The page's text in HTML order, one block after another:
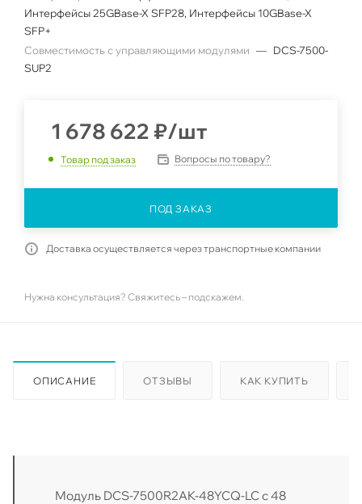
Интерфейсы 25GBase-X SFP28, Интерфейсы 10GBase-X
SFP+
Совместимость с управляющими модулями — DCS-7500-
SUP2
1 678 622 ₽/шт
Товар под заказ Вопросы по товару?
ПОД ЗАКАЗ
Доставка осуществляется через транспортные компании
Нужна консультация? Свяжитесь – подскажем.
ОПИСАНИЕ ОТЗЫВЫ КАК КУПИТЬ
Модуль DCS-7500R2AK-48YCQ-LC с 48